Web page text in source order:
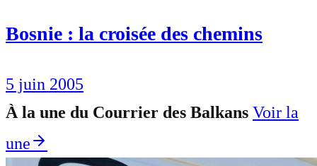
Bosnie : la croisée des chemins
5 juin 2005
À la une du Courrier des Balkans Voir la
une